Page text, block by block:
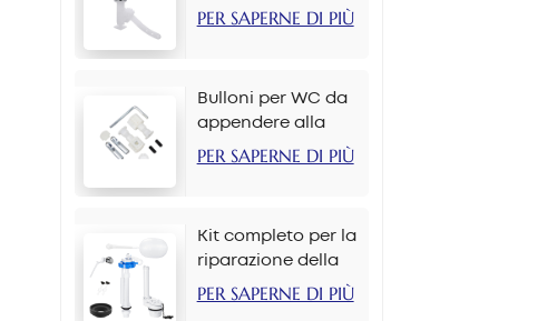
38 mm per catena
PER SAPERNE DI PIÙ
Bulloni per WC da
appendere alla
parete M12*70mm
PER SAPERNE DI PIÙ
Kit completo per la
riparazione della
cassetta del WC
PER SAPERNE DI PIÙ